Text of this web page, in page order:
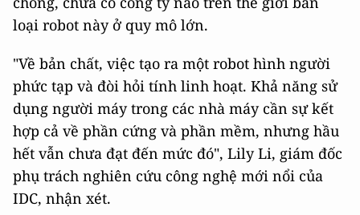
loại robot này ở quy mô lớn.
"Về bản chất, việc tạo ra một robot hình người
phức tạp và đòi hỏi tính linh hoạt. Khả năng sử
dụng người máy trong các nhà máy cần sự kết
hợp cả về phần cứng và phần mềm, nhưng hầu
hết vẫn chưa đạt đến mức đó", Lily Li, giám đốc
phụ trách nghiên cứu công nghệ mới nổi của
IDC, nhận xét.